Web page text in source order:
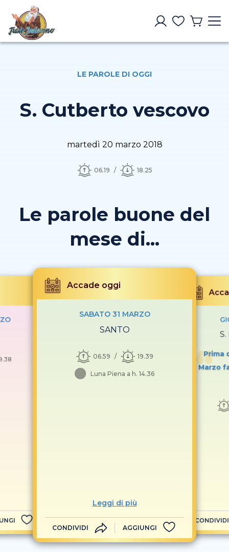
LE PAROLE DI OGGI
S. Cutberto vescovo
martedì 20 marzo 2018
06.19 18.25
Le parole buone del
mese di...
Accade oggi
SABATO 31 MARZO
SANTO
06.59 19.39
Luna Piena a h. 14.36
Leggi di più
CONDIVIDI AGGIUNGI
Prima
Marzo
CONDIVIDI